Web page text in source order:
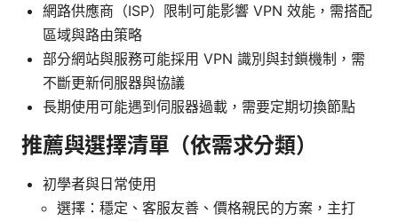
網路供應商（ISP）限制可能影響 VPN 效能，需搭配
區域與路由策略
部分網站與服務可能採用 VPN 識別與封鎖機制，需
不斷更新伺服器與協議
長期使用可能遇到伺服器過載，需要定期切換節點
推薦與選擇清單（依需求分類）
初學者與日常使用
選擇：穩定、客服友善、價格親民的方案，主打